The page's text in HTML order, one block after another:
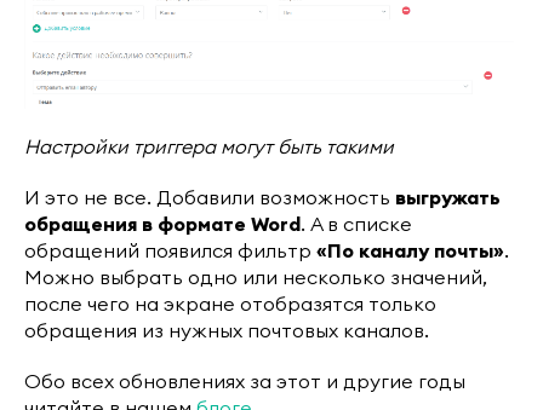
Настройки триггера могут быть такими
И это не все. Добавили возможность выгружать
обращения в формате Word. А в списке
обращений появился фильтр «По каналу почты».
Можно выбрать одно или несколько значений,
после чего на экране отобразятся только
обращения из нужных почтовых каналов.
Обо всех обновлениях за этот и другие годы